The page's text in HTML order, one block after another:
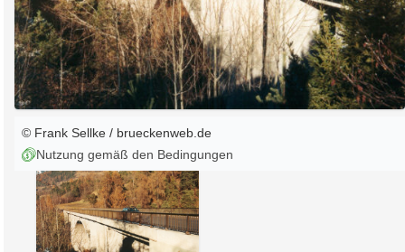
© Frank Sellke / brueckenweb.de
Nutzung gemäß den Bedingungen